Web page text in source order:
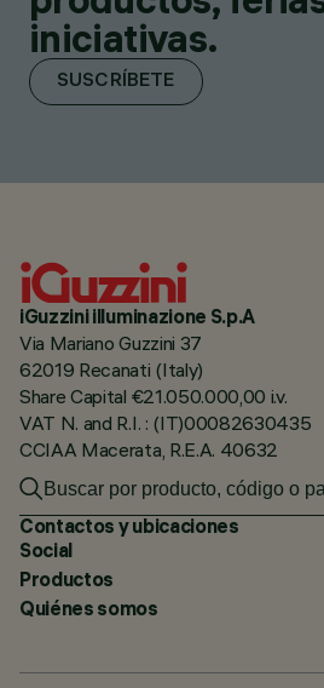
iniciativas.
SUSCRÍBETE
iGuzzini illuminazione S.p.A
Via Mariano Guzzini 37
62019 Recanati (Italy)
Share Capital €21.050.000,00 i.v.
VAT N. and R.I. : (IT)00082630435
CCIAA Macerata, R.E.A. 40632
Contactos y ubicaciones
Social
Productos
Quiénes somos